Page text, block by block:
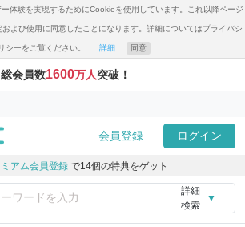
体験を実現するためにCookieを使用しています。これ以降ページ
よび使用に同意したことになります。詳細についてはプライバシ
シーをご覧ください。 詳細 同意
総会員数1600万人突破！
会員登録 ログイン
アム会員登録 で14個の特典をゲット
詳細
検索
▼